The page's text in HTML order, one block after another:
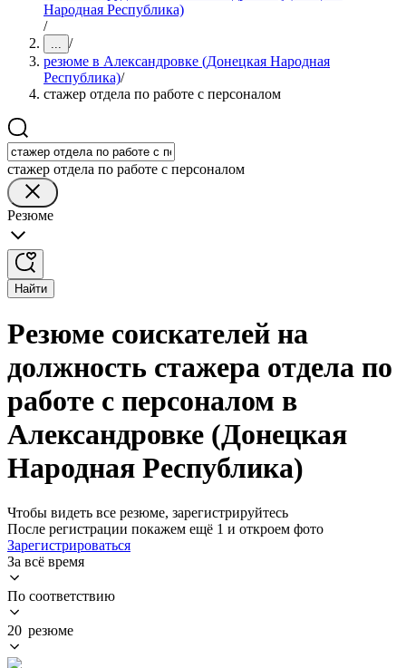
Народная Республика)
/
... /
резюме в Александровке (Донецкая Народная
Республика)/
стажер отдела по работе с персоналом
стажер отдела по работе с персоналом
Резюме
Найти
Резюме соискателей на
должность стажера отдела по
работе с персоналом в
Александровке (Донецкая
Народная Республика)
Чтобы видеть все резюме, зарегистрируйтесь
После регистрации покажем ещё 1 и откроем фото
Зарегистрироваться
За всё время
По соответствию
20 резюме